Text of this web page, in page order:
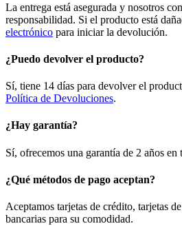
La entrega está asegurada y nosotros
responsabilidad. Si el producto está
electrónico para iniciar la devolución.
¿Puedo devolver el producto?
Sí, tiene 14 días para devolver el
Política de Devoluciones.
¿Hay garantía?
Sí, ofrecemos una garantía de 2 años en
¿Qué métodos de pago aceptan?
Aceptamos tarjetas de crédito, tarjetas
bancarias para su comodidad.